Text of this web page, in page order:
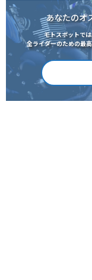
あなたのオ
モトスポットで
全ライダーのための最